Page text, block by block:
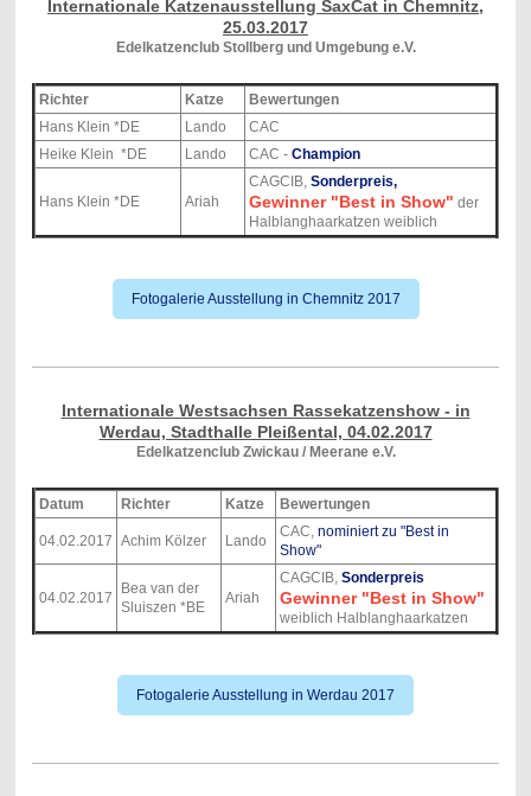
Internationale Katzenausstellung SaxCat in Chemnitz,
25.03.2017
Edelkatzenclub Stollberg und Umgebung e.V.
Richter Katze
Bewertungen
Hans Klein *DE
Lando
CAC
Heike Klein *DE
Lando CAC - Champion
Hans Klein *DE Ariah
CAGCIB, Sonderpreis,
Gewinner "Best in Show" der
Halblanghaarkatzen weiblich
Fotogalerie Ausstellung in Chemnitz 2017
Internationale Westsachsen Rassekatzenshow - in
Werdau, Stadthalle Pleißental, 04.02.2017
Edelkatzenclub Zwickau / Meerane e.V.
Datum Richter Katze Bewertungen
04.02.2017 Achim Kölzer Lando
CAC, nominiert zu "Best in
Show"
04.02.2017
Bea van der
Sluiszen *BE
Ariah
CAGCIB, Sonderpreis
Gewinner "Best in Show"
weiblich Halblanghaarkatzen
Fotogalerie Ausstellung in Werdau 2017